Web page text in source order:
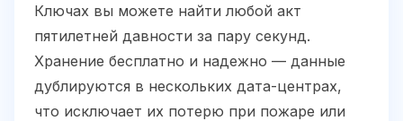
Ключах вы можете найти любой акт
пятилетней давности за пару секунд.
Хранение бесплатно и надежно — данные
дублируются в нескольких дата-центрах,
что исключает их потерю при пожаре или